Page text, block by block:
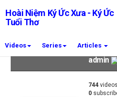
Hoài Niệm Ký Ức Xưa - Ký Ức
Tuổi Thơ
Videos Series Articles
admin
744 videos
0